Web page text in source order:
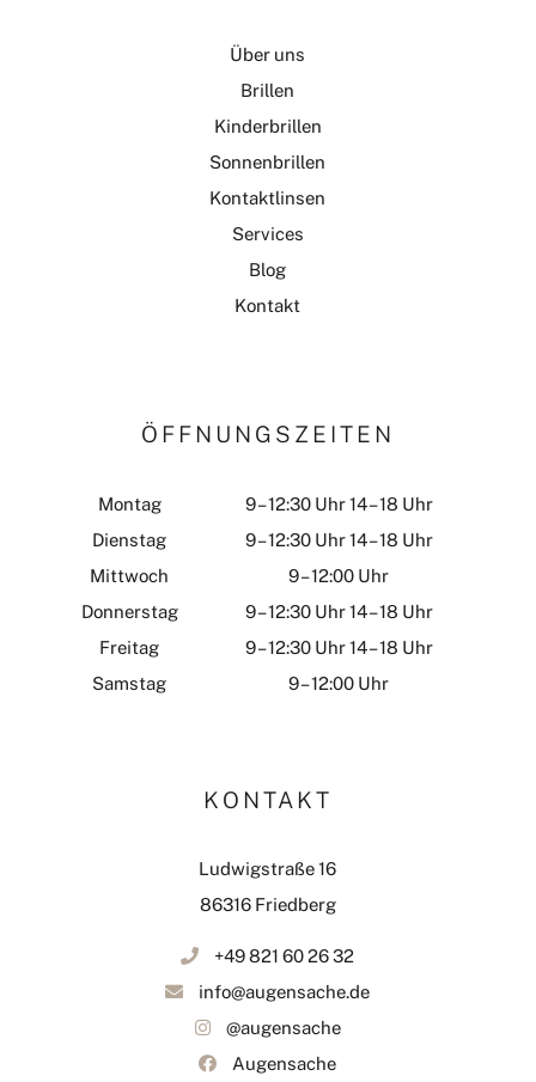
Über uns
Brillen
Kinderbrillen
Sonnenbrillen
Kontaktlinsen
Services
Blog
Kontakt
ÖFFNUNGSZEITEN
Montag
9 – 12:30 Uhr 14 – 18 Uhr
Dienstag
9 – 12:30 Uhr 14 – 18 Uhr
Mittwoch
9 – 12:00 Uhr
Donnerstag
9 – 12:30 Uhr 14 – 18 Uhr
Freitag
9 – 12:30 Uhr 14 – 18 Uhr
Samstag
9 – 12:00 Uhr
KONTAKT
Ludwigstraße 16
86316 Friedberg
+49 821 60 26 32
info@augensache.de
@augensache
Augensache